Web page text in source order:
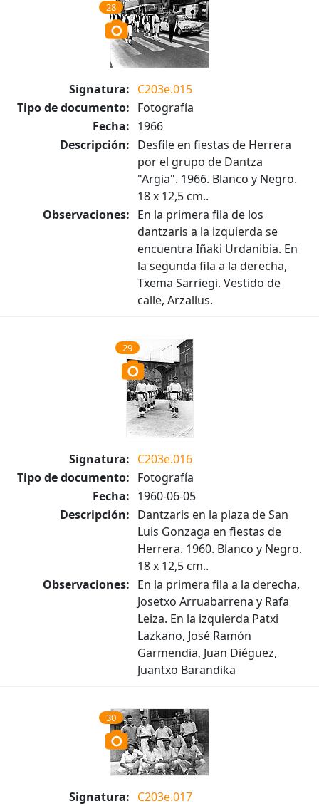
28
Signatura: C203e.015
Tipo de documento: Fotografía
Fecha: 1966
Descripción: Desfile en fiestas de Herrera
por el grupo de Dantza
"Argia". 1966. Blanco y Negro.
18 x 12,5 cm..
Observaciones: En la primera fila de los
dantzaris a la izquierda se
encuentra Iñaki Urdanibia. En
la segunda fila a la derecha,
Txema Sarriegi. Vestido de
calle, Arzallus.
29
Signatura: C203e.016
Tipo de documento: Fotografía
Fecha: 1960-06-05
Descripción: Dantzaris en la plaza de San
Luis Gonzaga en fiestas de
Herrera. 1960. Blanco y Negro.
18 x 12,5 cm..
Observaciones: En la primera fila a la derecha,
Josetxo Arruabarrena y Rafa
Leiza. En la izquierda Patxi
Lazkano, José Ramón
Garmendia, Juan Diéguez,
Juantxo Barandika
30
Signatura: C203e.017